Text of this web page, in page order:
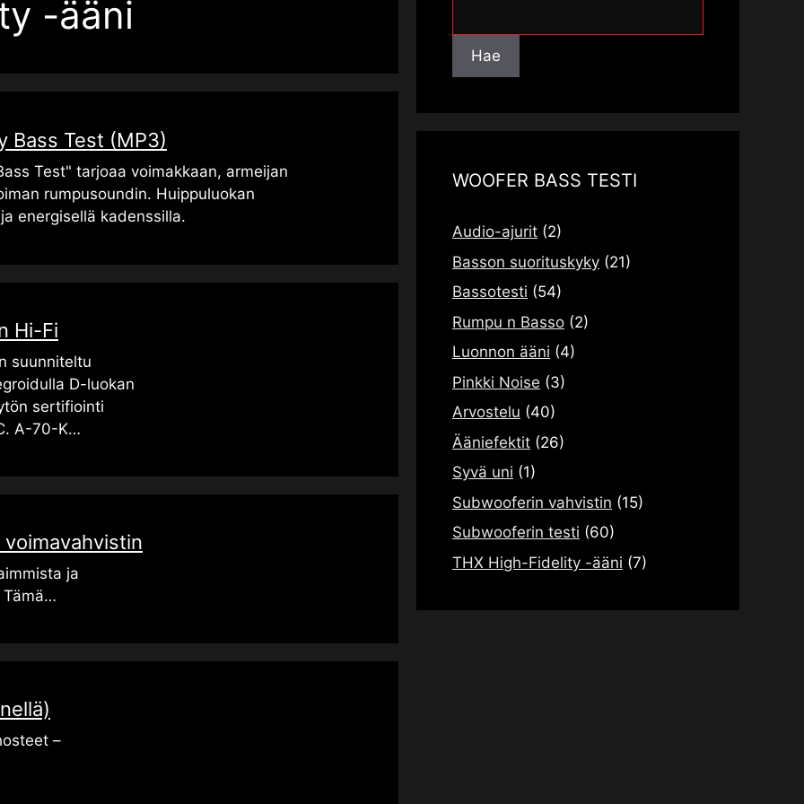
-ääni
Bass Test (MP3)
Test" tarjoaa voimakkaan, armeijan
rumpusoundin. Huippuluokan
energisellä kadenssilla.
Hi-Fi
suunniteltu
D-luokan
sertifiointi
A-70-K…
ja
Tämä…
–
Hae
WOOFER BASS TESTI
Audio-ajurit (2)
Basson suorituskyky (21)
Bassotesti (54)
Rumpu n Basso (2)
Luonnon ääni (4)
Pinkki Noise (3)
Arvostelu (40)
Ääniefektit (26)
Syvä uni (1)
Subwooferin vahvistin (15)
Subwooferin testi (60)
THX High-Fidelity -ääni (7)